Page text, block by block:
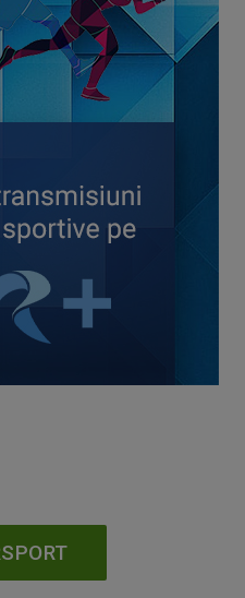
și tricolorii luptă
de privatizare parțială a